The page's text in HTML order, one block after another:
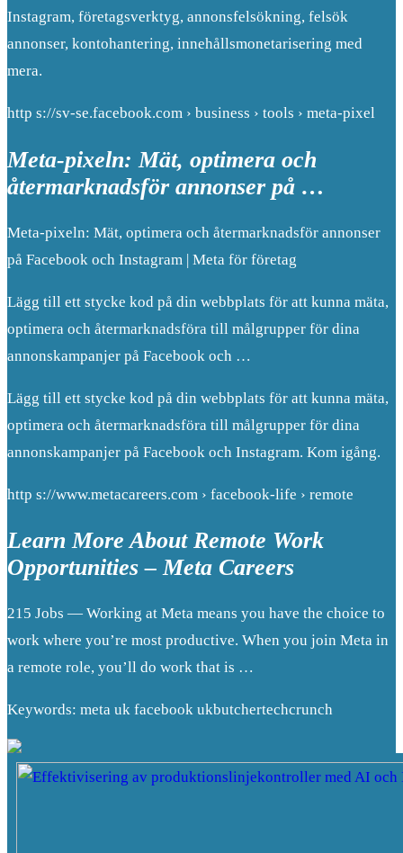
Instagram, företagsverktyg, annonsfelsökning, felsök
annonser, kontohantering, innehållsmonetarisering med
mera.
http s://sv-se.facebook.com › business › tools › meta-pixel
Meta-pixeln: Mät, optimera och
återmarknadsför annonser på …
Meta-pixeln: Mät, optimera och återmarknadsför annonser
på Facebook och Instagram | Meta för företag
Lägg till ett stycke kod på din webbplats för att kunna mäta,
optimera och återmarknadsföra till målgrupper för dina
annonskampanjer på Facebook och …
Lägg till ett stycke kod på din webbplats för att kunna mäta,
optimera och återmarknadsföra till målgrupper för dina
annonskampanjer på Facebook och Instagram. Kom igång.
http s://www.metacareers.com › facebook-life › remote
Learn More About Remote Work
Opportunities – Meta Careers
215 Jobs — Working at Meta means you have the choice to
work where you’re most productive. When you join Meta in
a remote role, you’ll do work that is …
Keywords: meta uk facebook ukbutchertechcrunch